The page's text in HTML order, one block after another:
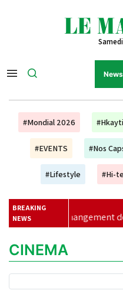
#Mondial 2026 #Hkayti
#EVENTS #Nos
#Lifestyle #Hi-
BREAKING
NEWS
changement de sa
CINEMA